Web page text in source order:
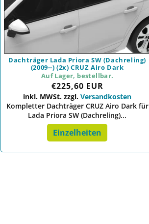
Dachträger Lada Priora SW (Dachreling)
(2009--) (2x) CRUZ Airo Dark
Auf Lager, bestellbar.
Preis
€225,60 EUR
inkl. MWSt. zzgl.Versandkosten
Kompletter Dachträger CRUZ Airo Dark für
Lada Priora SW (Dachreling)...
Einzelheiten